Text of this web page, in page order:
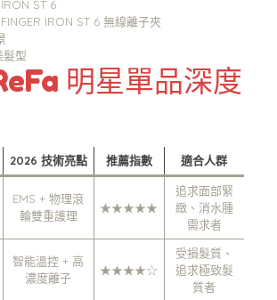
IRON ST 6 無線離子夾
髮型
明星單品深度
2026 技術亮點 推薦指數 適合人群
EMS + 物理滾
輪雙重護理
★★★★★
追求面部緊
緻、消水腫
需求者
智能溫控 + 高
濃度離子
★★★★☆
受損髮質、
追求極致髮
質者